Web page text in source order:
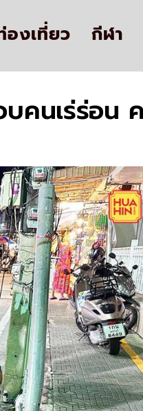
องเที่ยว กีฬา
คนเร่ร่อน